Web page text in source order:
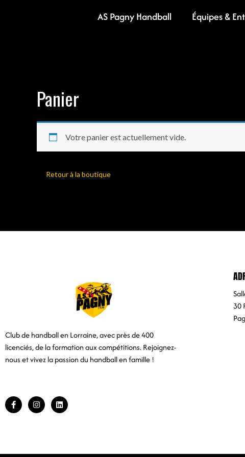
AS Pagny Handball Équipes &
Panier
Votre panier est actuellement vide.
Retour à la boutique
Club de handball en Lorraine, avec près de 400
licenciés, de la formation aux compétitions.Rejoignez-
nous et vivez la passion du handball en famille !
30